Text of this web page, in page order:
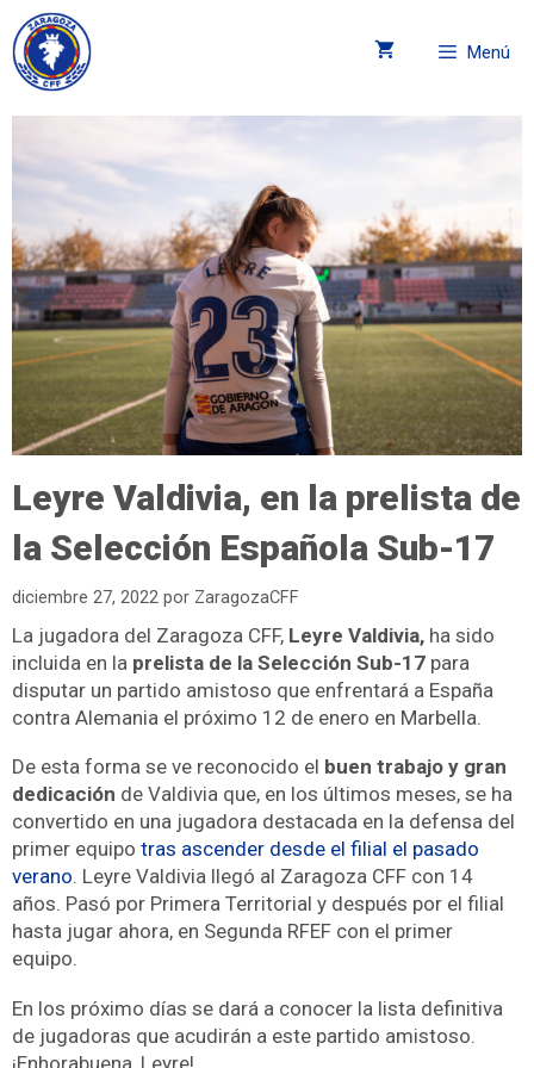
Menú
Leyre Valdivia, en la prelista de
la Selección Española Sub-17
diciembre 27, 2022 por ZaragozaCFF
La jugadora del Zaragoza CFF, Leyre Valdivia, ha sido
incluida en la prelista de la Selección Sub-17 para
disputar un partido amistoso que enfrentará a España
contra Alemania el próximo 12 de enero en Marbella.
De esta forma se ve reconocido el buen trabajo y gran
dedicación de Valdivia que, en los últimos meses, se ha
convertido en una jugadora destacada en la defensa del
primer equipo tras ascender desde el filial el pasado
verano. Leyre Valdivia llegó al Zaragoza CFF con 14
años. Pasó por Primera Territorial y después por el filial
hasta jugar ahora, en Segunda RFEF con el primer
equipo.
En los próximo días se dará a conocer la lista definitiva
de jugadoras que acudirán a este partido amistoso.